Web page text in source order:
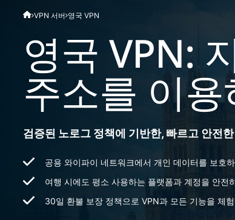
scale.
VPN 서버 영국 VPN
영국 VPN:
주소를 이
검증된 노로그 정책에 기반한, 빠르고 안전
공용 와이파이 네트워크에서 개인 데이터를 보호
여행 시에도 평소 사용하는 플랫폼과 계정을 안전
30일 환불 보장 정책으로 VPN과 모든 기능을 체